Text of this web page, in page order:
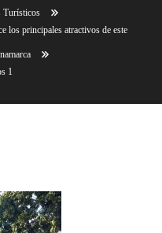
Turísticos
los principales atractivos de este
1